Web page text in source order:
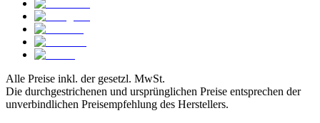
Alle Preise inkl. der gesetzl. MwSt.
Die durchgestrichenen und ursprünglichen Preise entsprechen der
unverbindlichen Preisempfehlung des Herstellers.